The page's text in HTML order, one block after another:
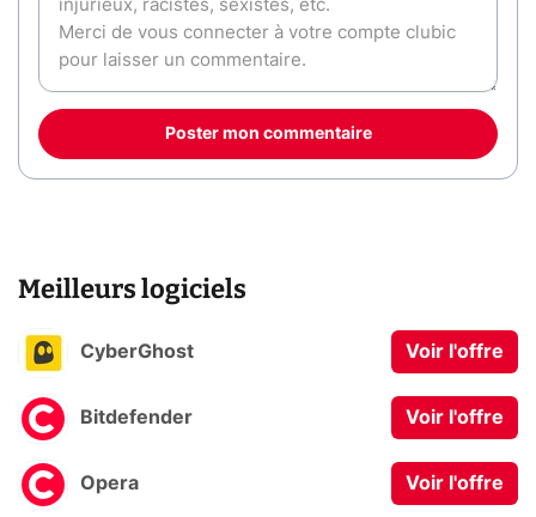
Poster mon commentaire
Meilleurs logiciels
CyberGhost Voir l'offre
Bitdefender Voir l'offre
Opera Voir l'offre